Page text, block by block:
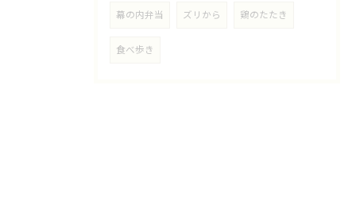
幕の内弁当 ズリから 鶏のたたき
食べ歩き